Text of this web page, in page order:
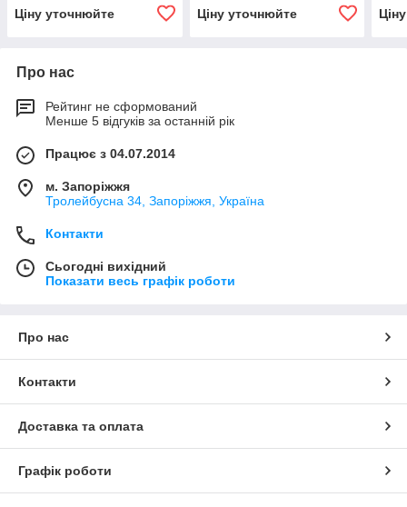
Ціну уточнюйте
Ціну уточнюйте
Про нас
Рейтинг не сформований
Менше 5 відгуків за останній рік
Працює з 04.07.2014
м. Запоріжжя
Тролейбусна 34, Запоріжжя, Україна
Контакти
Сьогодні вихідний
Показати весь графік роботи
Про нас
Контакти
Доставка та оплата
Графік роботи